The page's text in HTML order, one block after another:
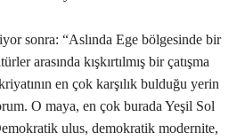
sonra: “Aslında Ege bölgesinde bir
arasında kışkırtılmış bir çatışma
en çok karşılık bulduğu yerin
O maya, en çok burada Yeşil Sol
ulus, demokratik modernite,